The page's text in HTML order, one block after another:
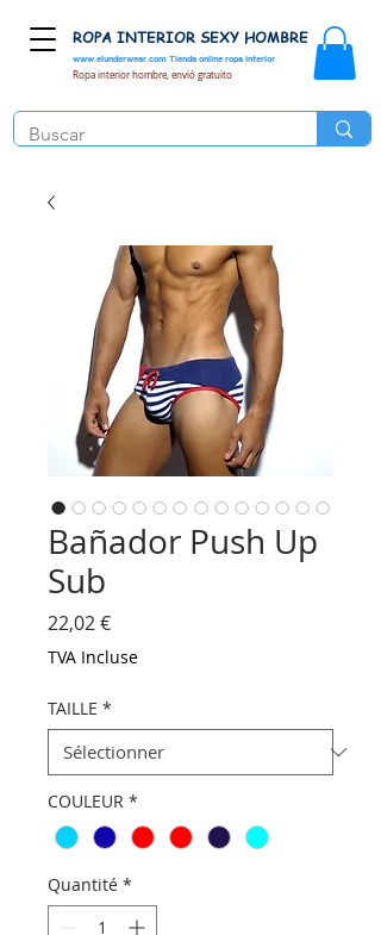
www.elunderwear.com Tienda online ropa interior
ROPA INTERIOR SEXY HOMBRE
Ropa interior hombre, envió gratuito
Bañador Push Up
Sub
22,02 €Prix
TVA Incluse
TAILLE *
COULEUR *
Quantité *